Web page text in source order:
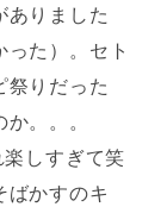
ありました
った）。セト
祭りだった
。。。
しすぎて笑
ばかすのキ